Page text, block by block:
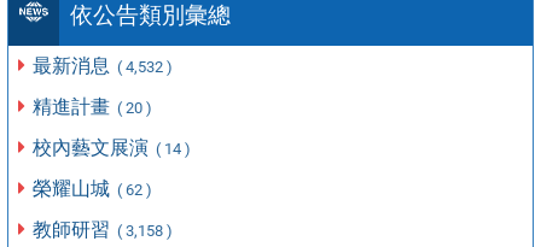
依公告類別彙總
最新消息 ( 4,532 )
精進計畫 ( 20 )
校內藝文展演 ( 14 )
榮耀山城 ( 62 )
教師研習 ( 3,158 )